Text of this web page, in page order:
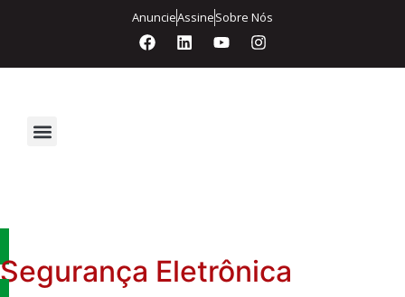
AnuncieAssineSobre Nós
Segurança Eletrônica